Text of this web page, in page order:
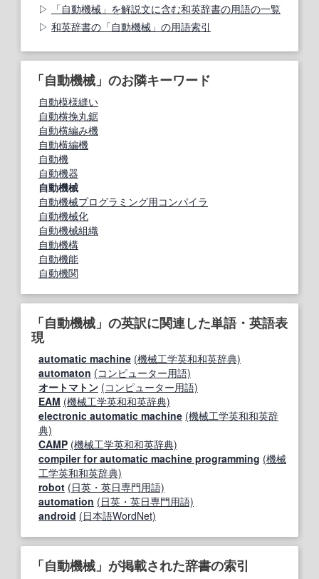
「自動機械」を解説文に含む和英辞書の用語の一覧
和英辞書の「自動機械」の用語索引
「自動機械」のお隣キーワード
自動模様縫い
自動横挽丸鋸
自動横編み機
自動横編機
自動機
自動機器
自動機械
自動機械プログラミング用コンパイラ
自動機械化
自動機械組織
自動機構
自動機能
自動機関
「自動機械」の英訳に関連した単語・英語表
現
automatic machine (機械工学英和和英辞典)
automaton (コンピューター用語)
オートマトン (コンピューター用語)
EAM (機械工学英和和英辞典)
electronic automatic machine (機械工学英和和英辞
典)
CAMP (機械工学英和和英辞典)
compiler for automatic machine programming (機械
工学英和和英辞典)
robot (日英・英日専門用語)
automation (日英・英日専門用語)
android (日本語WordNet)
「自動機械」が掲載された辞書の索引